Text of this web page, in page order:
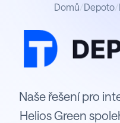
Domů/Depoto/
Integrace
Naše řešení pro
Helios Green